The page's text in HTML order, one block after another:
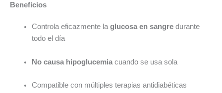
Beneficios
Controla eficazmente laglucosa en sangredurante
todo el día
No causa hipoglucemiacuando se usa sola
Compatible con múltiples terapias antidiabéticas